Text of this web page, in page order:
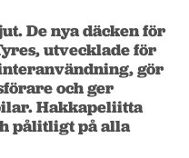
De nya däcken för
utvecklade för
gör
och ger
Hakkapeliitta
pålitligt på alla